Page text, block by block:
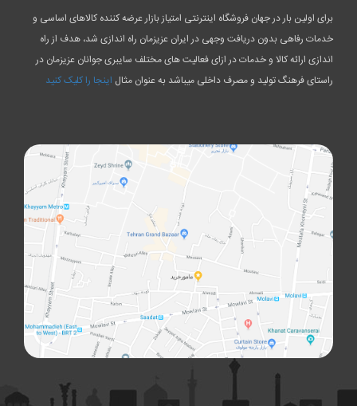
برای اولین بار در جهان فروشگاه اینترنتی امتیاز بازار عرضه کننده کالاهای اساسی و
خدمات رفاهی بدون دریافت وجهی در ایران عزیزمان راه اندازی شد، هدف از راه
اندازی ارائه کالا و خدمات در ازای فعالیت های مختلف سایبری جوانان عزیزمان در
راستای فرهنگ تولید و مصرف داخلی میباشد به عنوان مثال اینجا را کلیک کنید